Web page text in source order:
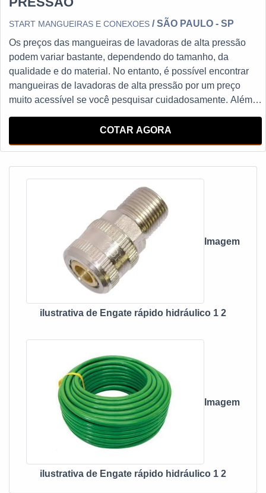
START MANGUEIRAS E CONEXOES / SÃO PAULO - SP
Os preços das mangueiras de lavadoras de alta pressão
podem variar bastante, dependendo do tamanho, da
qualidade e do material. No entanto, é possível encontrar
mangueiras de lavadoras de alta pressão por um preço
muito acessível se você pesquisar cuidadosamente. Além
garantir que seja compatível com a sua lavadora de alta
pressão.
COTAR AGORA
Imagem
ilustrativa de Engate rápido hidráulico 1 2
Imagem
ilustrativa de Engate rápido hidráulico 1 2